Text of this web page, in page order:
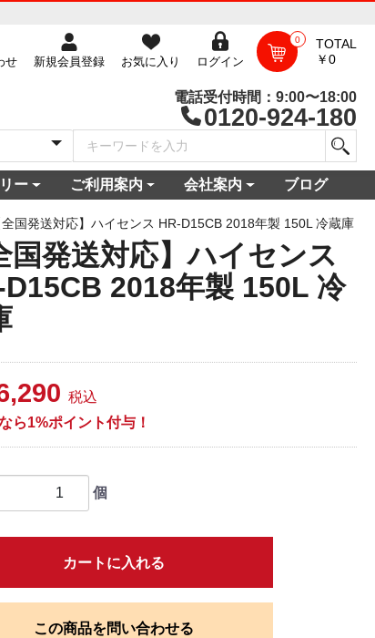
せ 新規会員登録 お気に入り ログイン
0
TOTAL
￥0
電話受付時間：9:00〜18:00
0120-924-180
ー
ト 通販
電乾燥機
ラ
商品
ール
ご利用案内
ご利用ガイド
ご利用規約
配送・送料について
よくある質問
新規会員登録
会員ログイン
パスワード再発行
お問い合わせ
会社案内
ショップ概要
プライバシーポリシー
特定商取引法に基づく表記
古物営業法に基づく表示
ブログ
全国発送対応】ハイセンス HR-D15CB 2018年製 150L 冷蔵庫
国発送対応】ハイセンス
D15CB 2018年製 150L 冷
税込
ら1%ポイント付与！
個
カートに入れる
この商品を問い合わせる